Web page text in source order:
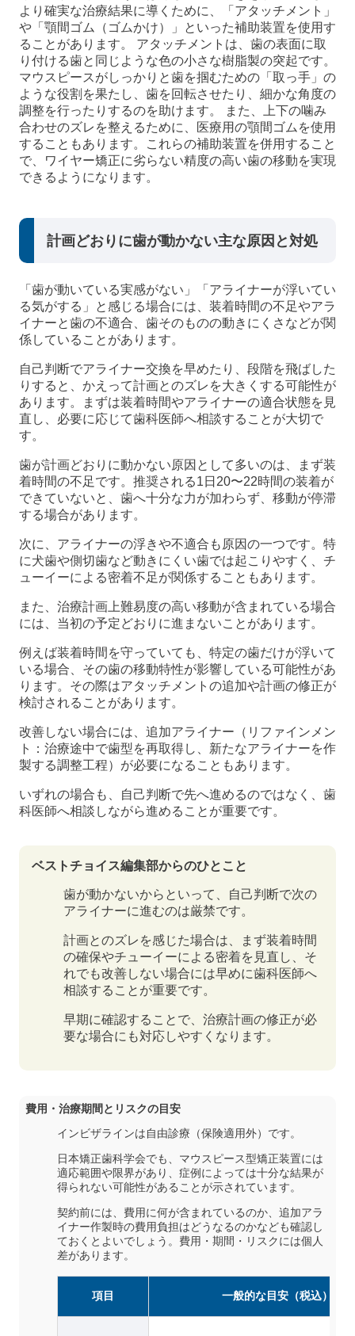
より確実な治療結果に導くために、「アタッチメント」
や「顎間ゴム（ゴムかけ）」といった補助装置を使用す
ることがあります。 アタッチメントは、歯の表面に取
り付ける歯と同じような色の小さな樹脂製の突起です。
マウスピースがしっかりと歯を掴むための「取っ手」の
ような役割を果たし、歯を回転させたり、細かな角度の
調整を行ったりするのを助けます。 また、上下の噛み
合わせのズレを整えるために、医療用の顎間ゴムを使用
することもあります。これらの補助装置を併用すること
で、ワイヤー矯正に劣らない精度の高い歯の移動を実現
できるようになります。
計画どおりに歯が動かない主な原因と対処
「歯が動いている実感がない」「アライナーが浮いてい
る気がする」と感じる場合には、装着時間の不足やアラ
イナーと歯の不適合、歯そのものの動きにくさなどが関
係していることがあります。
自己判断でアライナー交換を早めたり、段階を飛ばした
りすると、かえって計画とのズレを大きくする可能性が
あります。まずは装着時間やアライナーの適合状態を見
直し、必要に応じて歯科医師へ相談することが大切で
す。
歯が計画どおりに動かない原因として多いのは、まず装
着時間の不足です。推奨される1日20〜22時間の装着が
できていないと、歯へ十分な力が加わらず、移動が停滞
する場合があります。
次に、アライナーの浮きや不適合も原因の一つです。特
に犬歯や側切歯など動きにくい歯では起こりやすく、チ
ューイーによる密着不足が関係することもあります。
また、治療計画上難易度の高い移動が含まれている場合
には、当初の予定どおりに進まないことがあります。
例えば装着時間を守っていても、特定の歯だけが浮いて
いる場合、その歯の移動特性が影響している可能性があ
ります。その際はアタッチメントの追加や計画の修正が
検討されることがあります。
改善しない場合には、追加アライナー（リファインメン
ト：治療途中で歯型を再取得し、新たなアライナーを作
製する調整工程）が必要になることもあります。
いずれの場合も、自己判断で先へ進めるのではなく、歯
科医師へ相談しながら進めることが重要です。
ベストチョイス編集部からのひとこと
歯が動かないからといって、自己判断で次の
アライナーに進むのは厳禁です。
計画とのズレを感じた場合は、まず装着時間
の確保やチューイーによる密着を見直し、そ
れでも改善しない場合には早めに歯科医師へ
相談することが重要です。
早期に確認することで、治療計画の修正が必
要な場合にも対応しやすくなります。
費用・治療期間とリスクの目安
インビザラインは自由診療（保険適用外）です。
日本矯正歯科学会でも、マウスピース型矯正装置には
適応範囲や限界があり、症例によっては十分な結果が
得られない可能性があることが示されています。
契約前には、費用に何が含まれているのか、追加アラ
イナー作製時の費用負担はどうなるのかなども確認し
ておくとよいでしょう。費用・期間・リスクには個人
差があります。
項目 一般的な目安（税込）